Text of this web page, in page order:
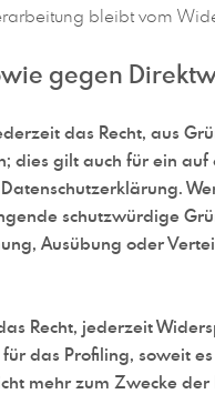
bleibt vom
gegen
das Recht, aus
gilt auch für ein auf
schutzwürdige
Ausübung oder
Recht, jederzeit
das Profiling, soweit
mehr zum Zwecke